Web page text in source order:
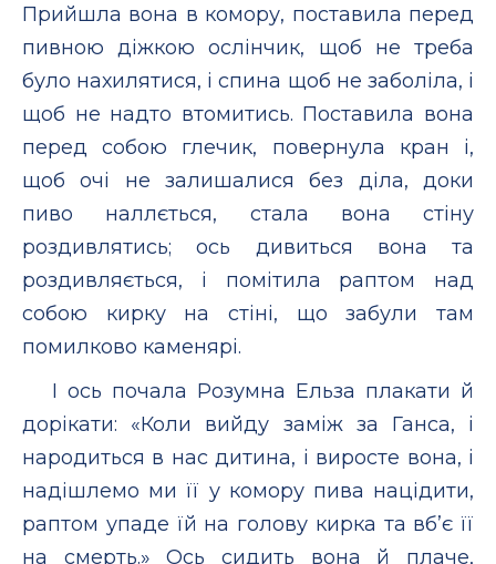
Прийшла вона в комору, поставила перед
пивною діжкою ослінчик, щоб не треба
було нахилятися, і спина щоб не заболіла, і
щоб не надто втомитись. Поставила вона
перед собою глечик, повернула кран і,
щоб очі не залишалися без діла, доки
пиво наллється, стала вона стіну
роздивлятись; ось дивиться вона та
роздивляється, і помітила раптом над
собою кирку на стіні, що забули там
помилково каменярі.
І ось почала Розумна Ельза плакати й
дорікати: «Коли вийду заміж за Ганса, і
народиться в нас дитина, і виросте вона, і
надішлемо ми її у комору пива націдити,
раптом упаде їй на голову кирка та вб’є її
на смерть.» Ось сидить вона й плаче,